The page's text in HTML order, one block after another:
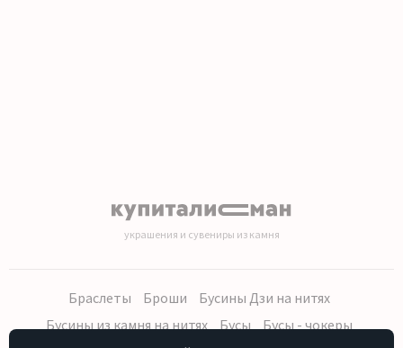
украшения и сувениры из камня
Браслеты Броши
Бусины Дзи на нитях
Бусины из камня на нитях
Бусы
Бусы - чокеры